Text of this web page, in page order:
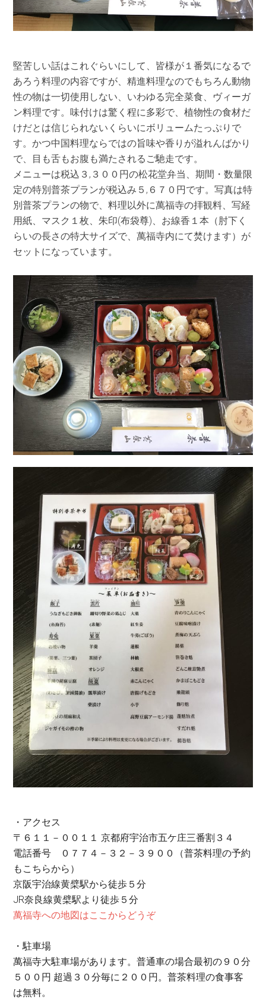
堅苦しい話はこれぐらいにして、皆様が１番気になるで
あろう料理の内容ですが、精進料理なのでもちろん動物
性の物は一切使用しない、いわゆる完全菜食、ヴィーガ
ン料理です。味付けは驚く程に多彩で、植物性の食材だ
けだとは信じられないくらいにボリュームたっぷりで
す。かつ中国料理ならではの旨味や香りが溢れんばかり
で、目も舌もお腹も満たされるご馳走です。
メニューは税込３,３００円の松花堂弁当、期間・数量限
定の特別普茶プランが税込み５,６７０円です。写真は特
別普茶プランの物で、料理以外に萬福寺の拝観料、写経
用紙、マスク１枚、朱印(布袋尊)、お線香１本（肘下く
らいの長さの特大サイズで、萬福寺内にて焚けます）が
セットになっています。
・アクセス
〒６１１－００１１ 京都府宇治市五ケ庄三番割３４
電話番号 ０７７４－３２－３９００（普茶料理の予約
もこちらから）
京阪宇治線黄檗駅から徒歩５分
JR奈良線黄檗駅より徒歩５分
萬福寺への地図はここからどうぞ
・駐車場
萬福寺大駐車場があります。普通車の場合最初の９０分
５００円 超過３０分毎に２００円。普茶料理の食事客
は無料。